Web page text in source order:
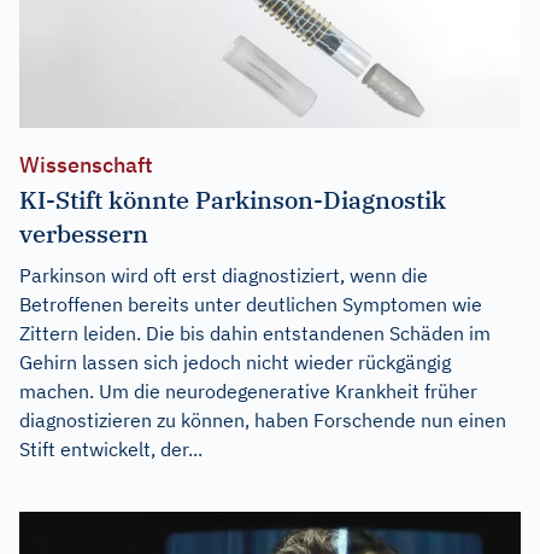
Wissenschaft
KI-Stift könnte Parkinson-Diagnostik
verbessern
Parkinson wird oft erst diagnostiziert, wenn die
Betroffenen bereits unter deutlichen Symptomen wie
Zittern leiden. Die bis dahin entstandenen Schäden im
Gehirn lassen sich jedoch nicht wieder rückgängig
machen. Um die neurodegenerative Krankheit früher
diagnostizieren zu können, haben Forschende nun einen
Stift entwickelt, der...